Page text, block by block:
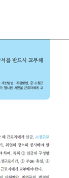
을 자유로이 정
계약직 근로자의
유만으로 계약직
여 고용할 수 있는
계약기간을 정한
하여 고용할 경우
자를 정규직 근
를 받은 계약직 근
약기간이 만료되